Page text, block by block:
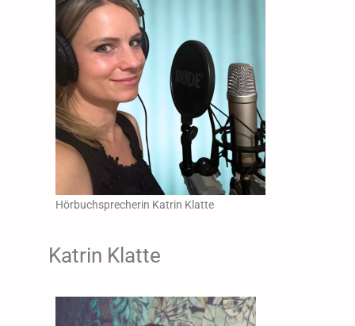
Katrin Klatte
Hörbuchsprecherin Katrin Klatte